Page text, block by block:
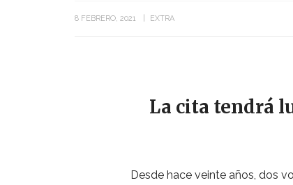
8 FEBRERO, 2021 EXTRA
La cita tendrá
Desde hace veinte años, dos